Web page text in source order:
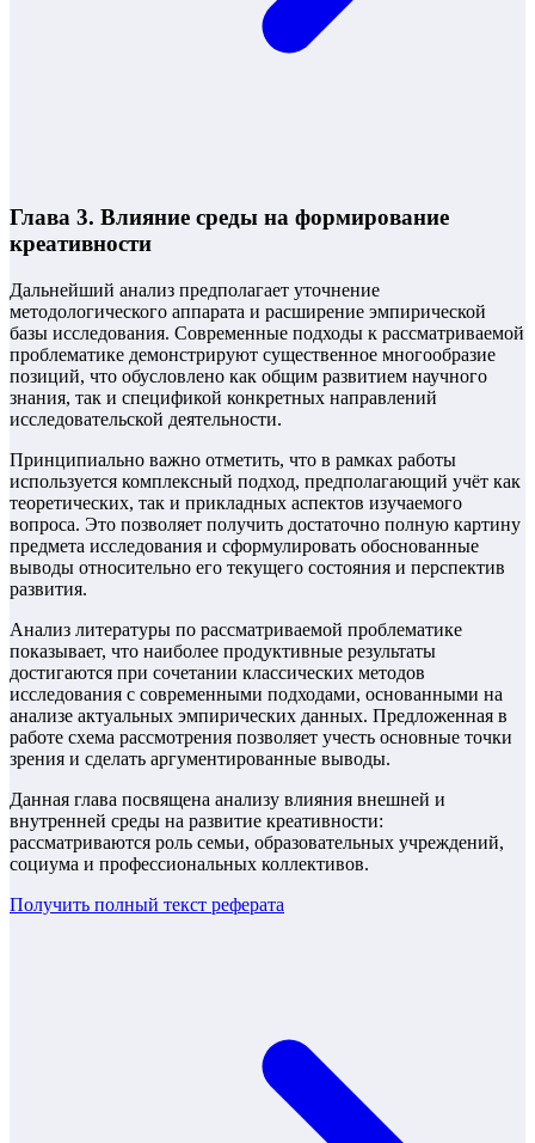
Глава 3. Влияние среды на формирование
креативности
Дальнейший анализ предполагает уточнение
методологического аппарата и расширение эмпирической
базы исследования. Современные подходы к рассматриваемой
проблематике демонстрируют существенное многообразие
позиций, что обусловлено как общим развитием научного
знания, так и спецификой конкретных направлений
исследовательской деятельности.
Принципиально важно отметить, что в рамках работы
используется комплексный подход, предполагающий учёт как
теоретических, так и прикладных аспектов изучаемого
вопроса. Это позволяет получить достаточно полную картину
предмета исследования и сформулировать обоснованные
выводы относительно его текущего состояния и перспектив
развития.
Анализ литературы по рассматриваемой проблематике
показывает, что наиболее продуктивные результаты
достигаются при сочетании классических методов
исследования с современными подходами, основанными на
анализе актуальных эмпирических данных. Предложенная в
работе схема рассмотрения позволяет учесть основные точки
зрения и сделать аргументированные выводы.
Данная глава посвящена анализу влияния внешней и
внутренней среды на развитие креативности:
рассматриваются роль семьи, образовательных учреждений,
социума и профессиональных коллективов.
Получить полный текст реферата